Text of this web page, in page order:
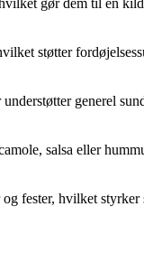
gør dem til en
støtter
generel
salsa eller
fester, hvilket styrker